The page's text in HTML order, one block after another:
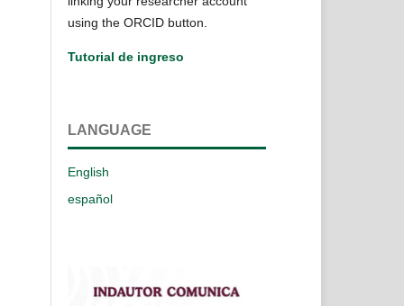
using the ORCID button.
Tutorial de ingreso
LANGUAGE
English
español